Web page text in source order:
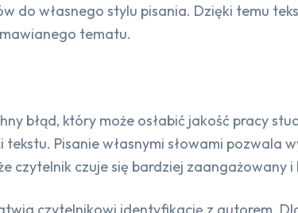
do własnego stylu pisania. Dzięki temu
tematu.
błąd, który może osłabić jakość pracy
Pisanie własnymi słowami pozwala
czytelnik czuje się bardziej zaangażowany